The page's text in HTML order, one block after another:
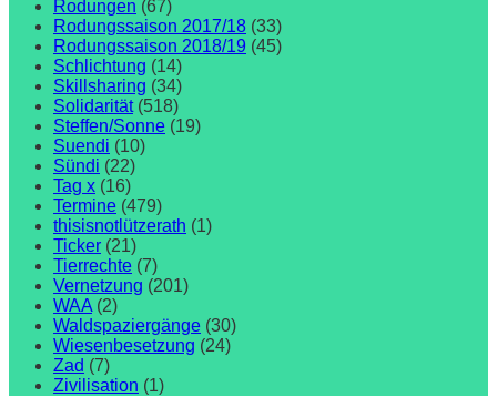
Rodungen (67)
Rodungssaison 2017/18 (33)
Rodungssaison 2018/19 (45)
Schlichtung (14)
Skillsharing (34)
Solidarität (518)
Steffen/Sonne (19)
Suendi (10)
Sündi (22)
Tag x (16)
Termine (479)
thisisnotlützerath (1)
Ticker (21)
Tierrechte (7)
Vernetzung (201)
WAA (2)
Waldspaziergänge (30)
Wiesenbesetzung (24)
Zad (7)
Zivilisation (1)